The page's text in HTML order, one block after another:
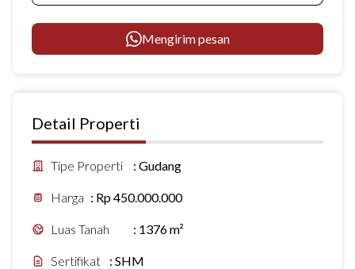
Mengirim pesan
Detail Properti
Tipe Properti : Gudang
Harga : Rp 450.000.000
Luas Tanah : 1376 m²
Sertifikat : SHM